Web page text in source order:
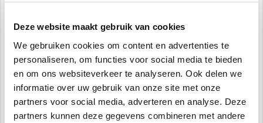
Deze website maakt gebruik van cookies
We gebruiken cookies om content en advertenties te
personaliseren, om functies voor social media te bieden
en om ons websiteverkeer te analyseren. Ook delen we
informatie over uw gebruik van onze site met onze
partners voor social media, adverteren en analyse. Deze
partners kunnen deze gegevens combineren met andere
disulfidebindingen van binnenuit te herstellen met ons
gepatenteerde ingrediëntBis-Aminopropyl Diglycol
Dimaleate.
Zodra alle bindingen weer intact zijn en goed uitgelijnd, zal
je haar merkbaar gezonder, sterker, glanzender en mooier
aanvoelen.